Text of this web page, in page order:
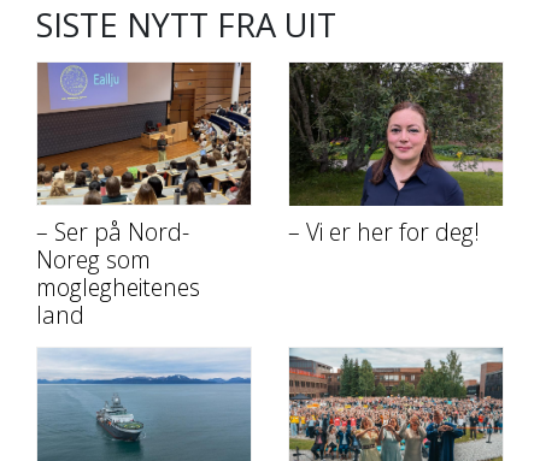
SISTE NYTT FRA UIT
– Ser på Nord-
Noreg som
moglegheitenes
land
– Vi er her for deg!